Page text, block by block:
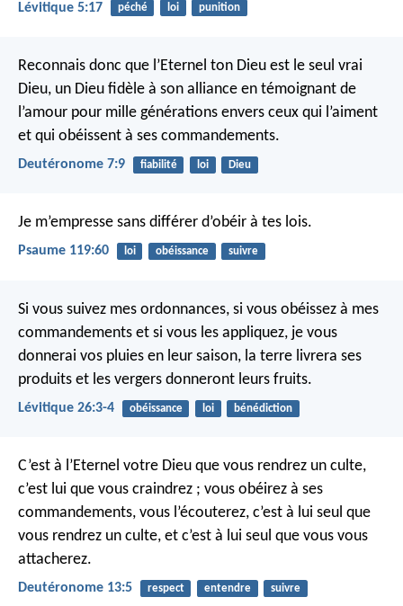
Lévitique 5:17 péché loi punition
Reconnais donc que l’Eternel ton Dieu est le seul vrai
Dieu, un Dieu fidèle à son alliance en témoignant de
l’amour pour mille générations envers ceux qui l’aiment
et qui obéissent à ses commandements.
Deutéronome 7:9 fiabilité loi Dieu
Je m’empresse sans différer d’obéir à tes lois.
Psaume 119:60 loi obéissance suivre
Si vous suivez mes ordonnances, si vous obéissez à mes
commandements et si vous les appliquez, je vous
donnerai vos pluies en leur saison, la terre livrera ses
produits et les vergers donneront leurs fruits.
Lévitique 26:3-4 obéissance loi bénédiction
C’est à l’Eternel votre Dieu que vous rendrez un culte,
c’est lui que vous craindrez ; vous obéirez à ses
commandements, vous l’écouterez, c’est à lui seul que
vous rendrez un culte, et c’est à lui seul que vous vous
attacherez.
Deutéronome 13:5 respect entendre suivre